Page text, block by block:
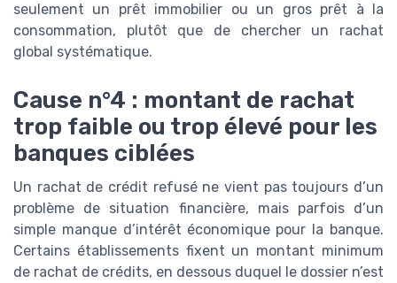
seulement un prêt immobilier ou un gros prêt à la
consommation, plutôt que de chercher un rachat
global systématique.
Cause n°4 : montant de rachat
trop faible ou trop élevé pour les
banques ciblées
Un rachat de crédit refusé ne vient pas toujours d’un
problème de situation financière, mais parfois d’un
simple manque d’intérêt économique pour la banque.
Certains établissements fixent un montant minimum
de rachat de crédits, en dessous duquel le dossier n’est